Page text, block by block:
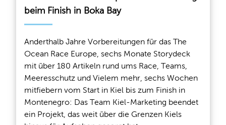
beim Finish in Boka Bay
Anderthalb Jahre Vorbereitungen für das The
Ocean Race Europe, sechs Monate Storydeck
mit über 180 Artikeln rund ums Race, Teams,
Meeresschutz und Vielem mehr, sechs Wochen
mitfiebern vom Start in Kiel bis zum Finish in
Montenegro: Das Team Kiel-Marketing beendet
ein Projekt, das weit über die Grenzen Kiels